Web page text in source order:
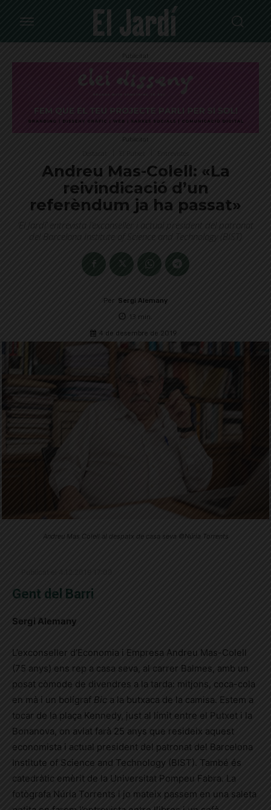
Publicitat
Publicitat
Andreu Mas-Colell: «La
reivindicació d’un
referèndum ja ha passat»
‘El Jardí’ entrevista l’exconseller i actual president del patronat
del Barcelona Institute of Science and Technology (BIST)
Per Sergi Alemany
13 min.
4 de desembre de 2019
Andreu Mas Colell al despatx de casa seva ©Núria Torrents
Gent del Barri
Sergi Alemany
L’exconseller d’Economia i Empresa Andreu Mas-Colell
(75 anys) ens rep a casa seva, al carrer Balmes, amb un
posat còmode de divendres a la tarda: mitjons, coca-cola
en mà i un bolígraf Bic a la butxaca de la camisa. Estem a
tocar de la plaça Kennedy, just al límit entre el Putxet i la
Bonanova, on aviat farà 25 anys que resideix aquest
economista i actual president del patronat del Barcelona
Institute of Science and Technology (BIST). També és
catedràtic emèrit de la Universitat Pompeu Fabra. La
fotògrafa Núria Torrents i jo mateix passem en una saleta